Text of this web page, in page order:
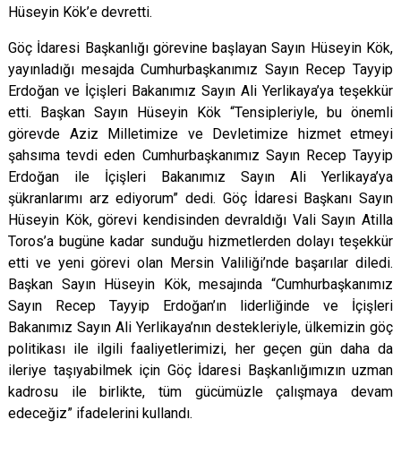
Hüseyin Kök’e devretti.
Göç İdaresi Başkanlığı görevine başlayan Sayın Hüseyin Kök,
yayınladığı mesajda Cumhurbaşkanımız Sayın Recep Tayyip
Erdoğan ve İçişleri Bakanımız Sayın Ali Yerlikaya’ya teşekkür
etti. Başkan Sayın Hüseyin Kök “Tensipleriyle, bu önemli
görevde Aziz Milletimize ve Devletimize hizmet etmeyi
şahsıma tevdi eden Cumhurbaşkanımız Sayın Recep Tayyip
Erdoğan ile İçişleri Bakanımız Sayın Ali Yerlikaya’ya
şükranlarımı arz ediyorum” dedi. Göç İdaresi Başkanı Sayın
Hüseyin Kök, görevi kendisinden devraldığı Vali Sayın Atilla
Toros’a bugüne kadar sunduğu hizmetlerden dolayı teşekkür
etti ve yeni görevi olan Mersin Valiliği’nde başarılar diledi.
Başkan Sayın Hüseyin Kök, mesajında “Cumhurbaşkanımız
Sayın Recep Tayyip Erdoğan’ın liderliğinde ve İçişleri
Bakanımız Sayın Ali Yerlikaya’nın destekleriyle, ülkemizin göç
politikası ile ilgili faaliyetlerimizi, her geçen gün daha da
ileriye taşıyabilmek için Göç İdaresi Başkanlığımızın uzman
kadrosu ile birlikte, tüm gücümüzle çalışmaya devam
edeceğiz” ifadelerini kullandı.